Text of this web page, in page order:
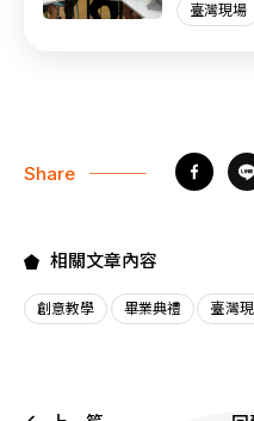
臺灣現場
Share
相關文章內容
創意教學 畢業典禮 臺灣